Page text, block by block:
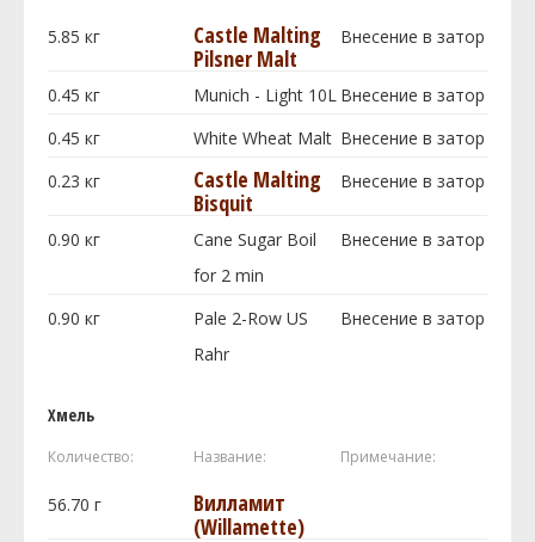
5.85 кг
Castle Malting
Pilsner Malt
Внесение в затор
0.45 кг Munich - Light 10L Внесение в затор
0.45 кг White Wheat Malt Внесение в затор
0.23 кг
Castle Malting
Bisquit
Внесение в затор
0.90 кг
Cane Sugar Boil
for 2 min
Внесение в затор
0.90 кг
Pale 2-Row US
Rahr
Внесение в затор
Хмель
Количество: Название: Примечание:
56.70 г
Вилламит
(Willamette)